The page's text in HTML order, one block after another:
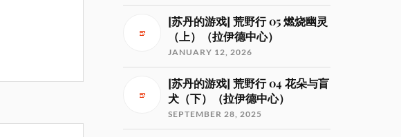
[苏丹的游戏] 荒野行 05 燃烧幽灵
（上）（拉伊德中心）
JANUARY 12, 2026
[苏丹的游戏] 荒野行 04 花朵与盲
犬（下）（拉伊德中心）
SEPTEMBER 28, 2025